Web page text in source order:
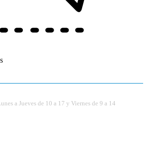
a Jueves de 10 a 17 y Viernes de 9 a 14